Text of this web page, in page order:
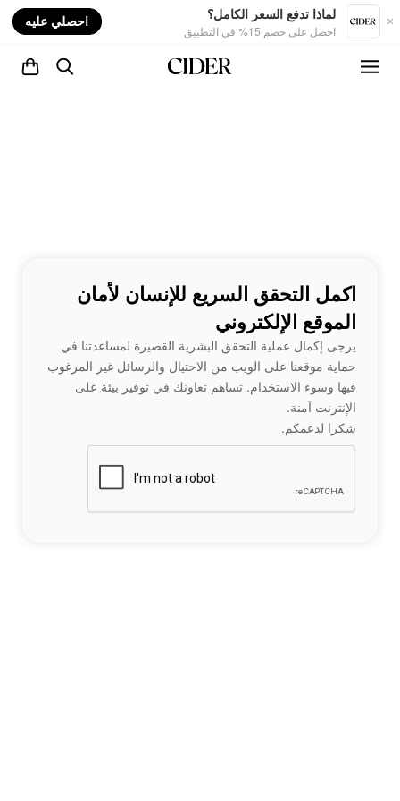
لماذا تدفع السعر الكامل؟
احصل على خصم 15% في التطبيق
احصلي عليه
اكمل التحقق السريع للإنسان لأمان
الموقع الإلكتروني
يرجى إكمال عملية التحقق البشرية القصيرة لمساعدتنا في
حماية موقعنا على الويب من الاحتيال والرسائل غير المرغوب
فيها وسوء الاستخدام. تساهم تعاونك في توفير بيئة على
الإنترنت آمنة.
شكرا لدعمكم.